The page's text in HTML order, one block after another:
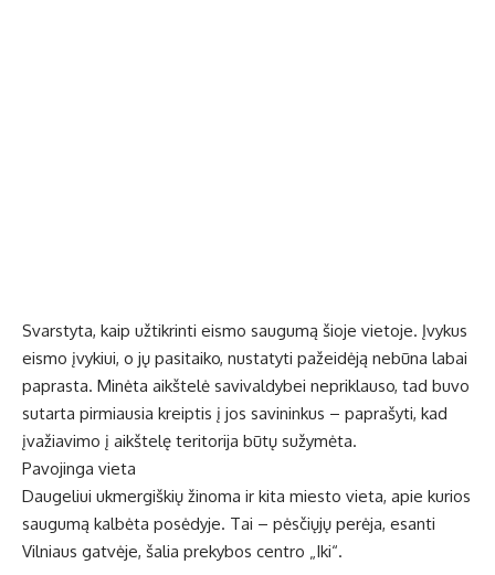
Svarstyta, kaip užtikrinti eismo saugumą šioje vietoje. Įvykus
eismo įvykiui, o jų pasitaiko, nustatyti pažeidėją nebūna labai
paprasta. Minėta aikštelė savivaldybei nepriklauso, tad buvo
sutarta pirmiausia kreiptis į jos savininkus – paprašyti, kad
įvažiavimo į aikštelę teritorija būtų sužymėta.
Pavojinga vieta
Daugeliui ukmergiškių žinoma ir kita miesto vieta, apie kurios
saugumą kalbėta posėdyje. Tai – pėsčiųjų perėja, esanti
Vilniaus gatvėje, šalia prekybos centro „Iki“.